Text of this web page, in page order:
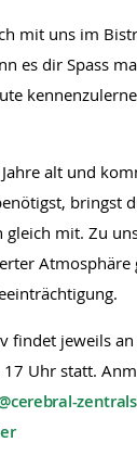
mit uns im
es dir Spass
alt und
bringst
gleich mit. Zu
Atmosphäre
findet jeweils
Uhr statt.